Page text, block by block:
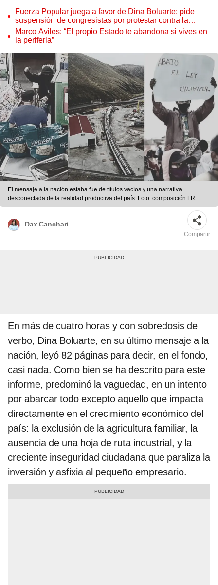
Fuerza Popular juega a favor de Dina Boluarte: pide
suspensión de congresistas por protestar contra la
presidenta
Marco Avilés: “El propio Estado te abandona si vives en
la periferia”
El mensaje a la nación estaba fue de títulos vacíos y una narrativa
desconectada de la realidad productiva del país. Foto: composición LR
Dax Canchari
Compartir
En más de cuatro horas y con sobredosis de
verbo, Dina Boluarte, en su último mensaje a la
nación, leyó 82 páginas para decir, en el fondo,
casi nada. Como bien se ha descrito para este
informe, predominó la vaguedad, en un intento
por abarcar todo excepto aquello que impacta
directamente en el crecimiento económico del
país: la exclusión de la agricultura familiar, la
ausencia de una hoja de ruta industrial, y la
creciente inseguridad ciudadana que paraliza la
inversión y asfixia al pequeño empresario.